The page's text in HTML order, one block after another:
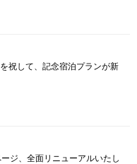
祝して、記念宿泊プランが新
ジ、全面リニューアルいたし